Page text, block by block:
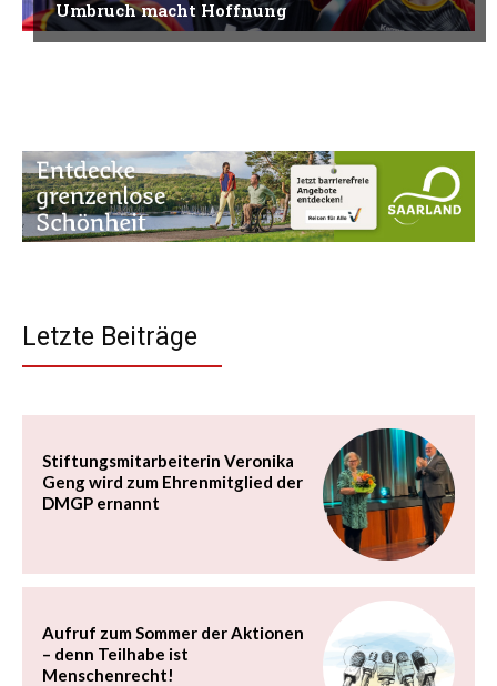
Umbruch macht Hoffnung
Letzte Beiträge
Stiftungsmitarbeiterin Veronika
Geng wird zum Ehrenmitglied der
DMGP ernannt
Aufruf zum Sommer der Aktionen
– denn Teilhabe ist
Menschenrecht!